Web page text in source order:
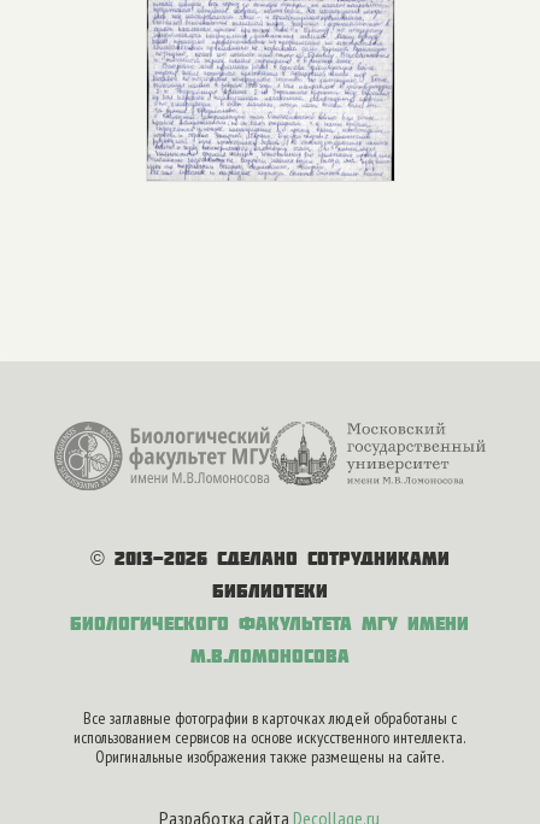
© 2013-2026 Сделано сотрудниками
библиотеки
Биологического факультета МГУ имени
М.В.Ломоносова
Все заглавные фотографии в карточках людей обработаны с
использованием сервисов на основе искусственного интеллекта.
Оригинальные изображения также размещены на сайте.
Разработка сайтаDecollage.ru